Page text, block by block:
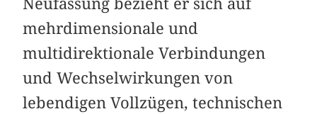
Neufassung bezieht er sich auf
mehr­dimensionale und
multidirektionale Verbindungen
und Wechselwirkungen von
lebendigen Vollzügen, technischen